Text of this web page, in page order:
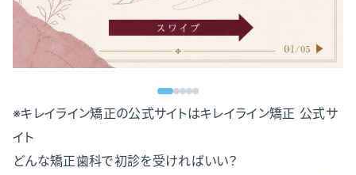
※キレイライン矯正の公式サイトはキレイライン矯正 公式サ
イト
どんな矯正歯科で初診を受ければいい？